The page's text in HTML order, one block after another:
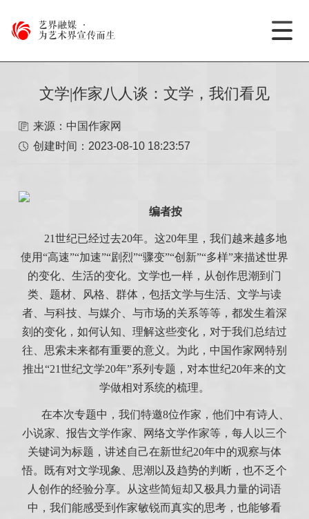
艺界融媒
·
为艺术界宣传而生
文学|作家八人谈：文学，我们看见
来源：中国作家网
创建时间： 2023-08-10 18:23:57
编者按
21世纪已经过去20年。这20年里，我们越来越多地
使用“高速”“加速”“剧烈”“骤变”“创新”“多样”来描述世界
的变化、生活的变化。文学也一样，从创作思潮到门
类、题材、风格、群体，包括文学与生活、文学与读
者、与科技、与媒介、与市场的关系等等，都发生着深
刻的变化，如何认知、理解这些变化，对于我们总结过
往、思索未来都有重要的意义。为此，中国作家网特别
推出“21世纪文学20年”系列专题，对本世纪20年来的文
学做相对系统的梳理。
在本次专题中，我们特邀8位作家，他们中有诗人、
小说家、报告文学作家、网络文学作家等，每人以三个
关键词为标题，讲述自己在新世纪20年中的观察与体
悟。既有对文学现象、思潮以及趋势的判断，也不乏个
人创作的经验分享。从这些简短却又极具力量的词语
中，我们能感受到作家敏锐而真实的思考，也能够看